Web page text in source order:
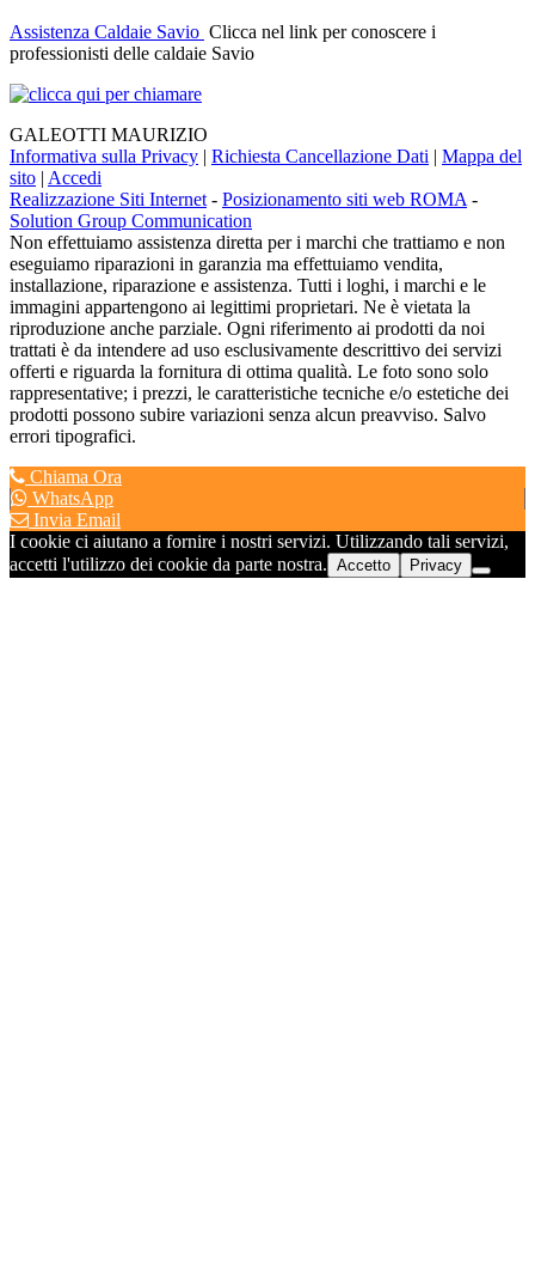
Assistenza Caldaie Savio Clicca nel link per conoscere i
professionisti delle caldaie Savio
GALEOTTI MAURIZIO
Informativa sulla Privacy | Richiesta Cancellazione Dati | Mappa del
sito | Accedi
Realizzazione Siti Internet - Posizionamento siti web ROMA -
Solution Group Communication
Non effettuiamo assistenza diretta per i marchi che trattiamo e non
eseguiamo riparazioni in garanzia ma effettuiamo vendita,
installazione, riparazione e assistenza. Tutti i loghi, i marchi e le
immagini appartengono ai legittimi proprietari. Ne è vietata la
riproduzione anche parziale. Ogni riferimento ai prodotti da noi
trattati è da intendere ad uso esclusivamente descrittivo dei servizi
offerti e riguarda la fornitura di ottima qualità. Le foto sono solo
rappresentative; i prezzi, le caratteristiche tecniche e/o estetiche dei
prodotti possono subire variazioni senza alcun preavviso. Salvo
errori tipografici.
Chiama Ora
WhatsApp
Invia Email
I cookie ci aiutano a fornire i nostri servizi. Utilizzando tali servizi,
accetti l'utilizzo dei cookie da parte nostra. Accetto Privacy